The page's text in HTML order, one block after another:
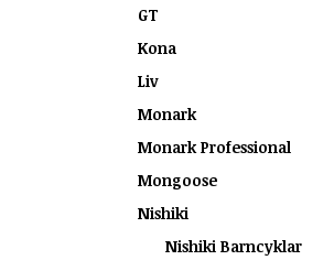
GT
Kona
Liv
Monark
Monark Professional
Mongoose
Nishiki
Nishiki Barncyklar